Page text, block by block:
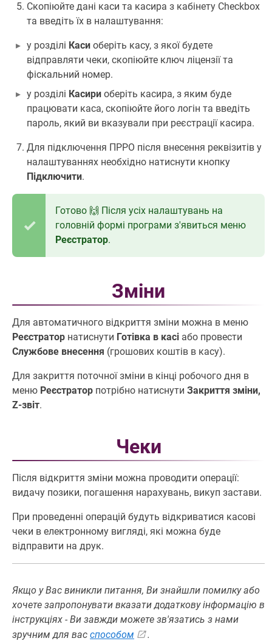
Скопіюйте дані каси та касира з кабінету Checkbox
та введіть їх в налаштування:
у розділі Каси оберіть касу, з якої будете
відправляти чеки, скопіюйте ключ ліцензії та
фіскальний номер.
у розділі Касири оберіть касира, з яким буде
працювати каса, скопіюйте його логін та введіть
пароль, який ви вказували при реєстрації касира.
Для підключення ПРРО після внесення реквізитів у
налаштуваннях необхідно натиснути кнопку
Підключити.
Готово 🙌 Після усіх налаштувань на
головній формі програми з'явиться меню
Реєстратор.
Зміни
Для автоматичного відкриття зміни можна в меню
Реєстратор натиснути Готівка в касі або провести
Службове внесення (грошових коштів в касу).
Для закриття поточної зміни в кінці робочого дня в
меню Реєстратор потрібно натиснути Закриття зміни,
Z-звіт.
Чеки
Після відкриття зміни можна проводити операції:
видачу позики, погашення нарахувань, викуп застави.
При проведенні операцій будуть відкриватися касові
чеки в електронному вигляді, які можна буде
відправити на друк.
Якщо у Вас виникли питання, Ви знайшли помилку або
хочете запропонувати вказати додаткову інформацію в
інструкціях - Ви завжди можете зв'язатись з нами
зручним для вас способом .